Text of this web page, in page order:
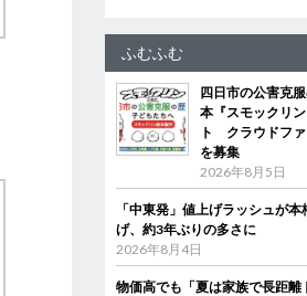
ふむふむ
四日市の公害克
本『スモックリ
ト クラウドフ
を募集
2026年8月5日
「中東発」値上げラッシュが
げ、約3年ぶりの多さに
2026年8月4日
物価高でも「夏は家族で長距